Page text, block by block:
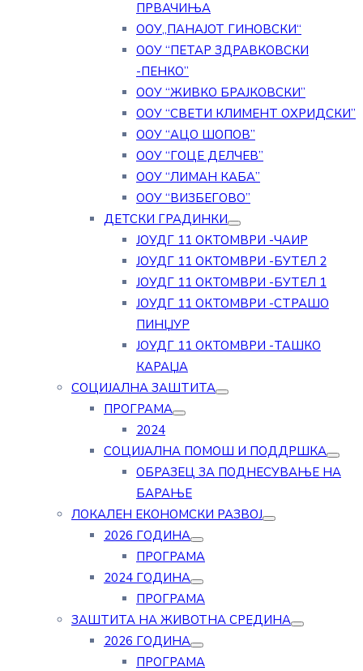
ПРВАЧИЊА
ООУ„ПАНАЈОТ ГИНОВСКИ“
ООУ “ПЕТАР ЗДРАВКОВСКИ
-ПЕНКО”
ООУ “ЖИВКО БРАЈКОВСКИ”
ООУ “СВЕТИ КЛИМЕНТ ОХРИДСКИ”
ООУ “АЦО ШОПОВ”
ООУ “ГОЦЕ ДЕЛЧЕВ”
ООУ “ЛИМАН КАБА”
ООУ “ВИЗБЕГОВО”
ДЕТСКИ ГРАДИНКИ
ЈОУДГ 11 ОКТОМВРИ -ЧАИР
ЈОУДГ 11 ОКТОМВРИ -БУТЕЛ 2
ЈОУДГ 11 ОКТОМВРИ -БУТЕЛ 1
ЈОУДГ 11 ОКТОМВРИ -СТРАШО
ПИНЏУР
ЈОУДГ 11 ОКТОМВРИ -ТАШКО
КАРАЏА
СОЦИЈАЛНА ЗАШТИТА
ПРОГРАМА
2024
СОЦИЈАЛНА ПОМОШ И ПОДДРШКА
ОБРАЗЕЦ ЗА ПОДНЕСУВАЊЕ НА
БАРАЊЕ
ЛОКАЛЕН ЕКОНОМСКИ РАЗВОЈ
2026 ГОДИНА
ПРОГРАМА
2024 ГОДИНА
ПРОГРАМА
ЗАШТИТА НА ЖИВОТНА СРЕДИНА
2026 ГОДИНА
ПРОГРАМА